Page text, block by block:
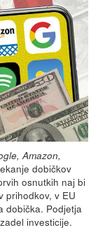
Amazon,
dobičkov
osnutkih naj bi
prihodkov, v EU
dobička. Podjetja
investicije.